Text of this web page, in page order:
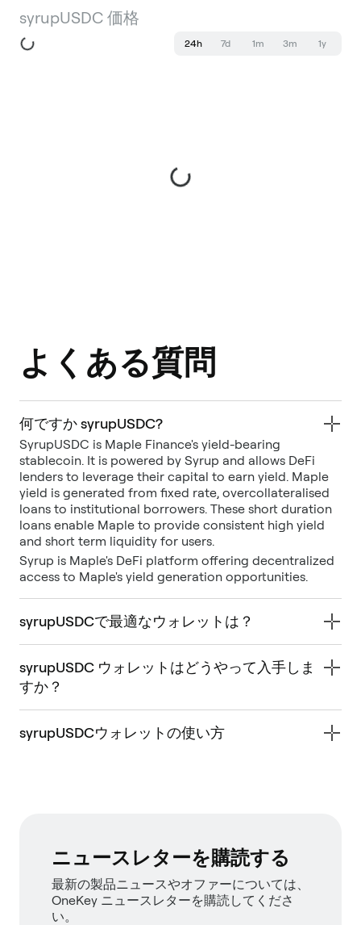
syrupUSDC 価格
24h 7d 1m 3m 1y
よくある質問
何ですか syrupUSDC?
SyrupUSDC is Maple Finance's yield-bearing
stablecoin. It is powered by Syrup and allows DeFi
lenders to leverage their capital to earn yield. Maple
yield is generated from fixed rate, overcollateralised
loans to institutional borrowers. These short duration
loans enable Maple to provide consistent high yield
Syrup is Maple's DeFi platform offering decentralized
access to Maple's yield generation opportunities.
syrupUSDCで最適なウォレットは？
syrupUSDC ウォレットはどうやって入手しま
すか？
syrupUSDCウォレットの使い方
ニュースレターを購読する
最新の製品ニュースやオファーについては、
OneKey ニュースレターを購読してくださ
い。